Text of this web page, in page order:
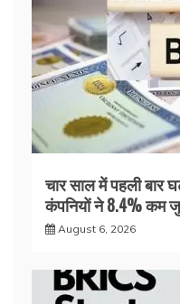
चार साल में पहली बार
कंपनियों ने 8.4% कम
August 6, 2026